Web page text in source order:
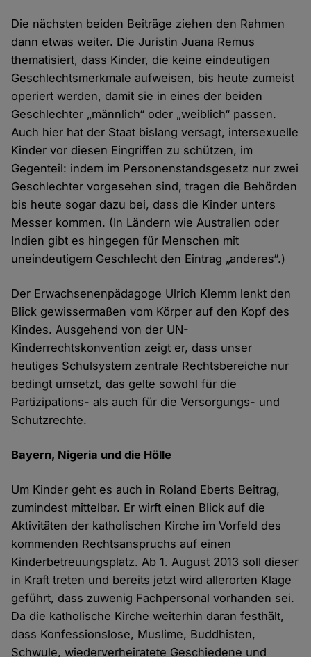
Die nächsten beiden Beiträge ziehen den Rahmen
dann etwas weiter. Die Juristin Juana Remus
thematisiert, dass Kinder, die keine eindeutigen
Geschlechtsmerkmale aufweisen, bis heute zumeist
operiert werden, damit sie in eines der beiden
Geschlechter „männlich“ oder „weiblich“ passen.
Auch hier hat der Staat bislang versagt, intersexuelle
Kinder vor diesen Eingriffen zu schützen, im
Gegenteil: indem im Personenstandsgesetz nur zwei
Geschlechter vorgesehen sind, tragen die Behörden
bis heute sogar dazu bei, dass die Kinder unters
Messer kommen. (In Ländern wie Australien oder
Indien gibt es hingegen für Menschen mit
uneindeutigem Geschlecht den Eintrag „anderes“.)
Der Erwachsenenpädagoge Ulrich Klemm lenkt den
Blick gewissermaßen vom Körper auf den Kopf des
Kindes. Ausgehend von der UN-
Kinderrechtskonvention zeigt er, dass unser
heutiges Schulsystem zentrale Rechtsbereiche nur
bedingt umsetzt, das gelte sowohl für die
Partizipations- als auch für die Versorgungs- und
Schutzrechte.
Bayern, Nigeria und die Hölle
Um Kinder geht es auch in Roland Eberts Beitrag,
zumindest mittelbar. Er wirft einen Blick auf die
Aktivitäten der katholischen Kirche im Vorfeld des
kommenden Rechtsanspruchs auf einen
Kinderbetreuungsplatz. Ab 1. August 2013 soll dieser
in Kraft treten und bereits jetzt wird allerorten Klage
geführt, dass zuwenig Fachpersonal vorhanden sei.
Da die katholische Kirche weiterhin daran festhält,
dass Konfessionslose, Muslime, Buddhisten,
Schwule, wiederverheiratete Geschiedene und